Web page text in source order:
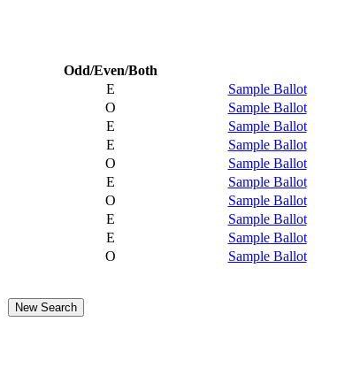
Odd/Even/Both
E
Sample Ballot
O
Sample Ballot
E
Sample Ballot
E
Sample Ballot
O
Sample Ballot
E
Sample Ballot
O
Sample Ballot
E
Sample Ballot
E
Sample Ballot
O Sample Ballot